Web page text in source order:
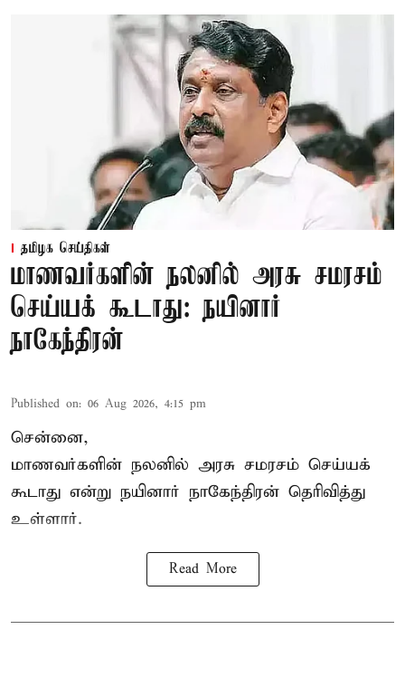
தமிழக செய்திகள்
மாணவர்களின் நலனில் அரசு சமரசம்
செய்யக் கூடாது: நயினார்
நாகேந்திரன்
Published on: 06 Aug 2026, 4:15 pm
சென்னை,
மாணவர்களின் நலனில் அரசு சமரசம் செய்யக்
கூடாது என்று நயினார் நாகேந்திரன் தெரிவித்து
உள்ளார்.
Read More